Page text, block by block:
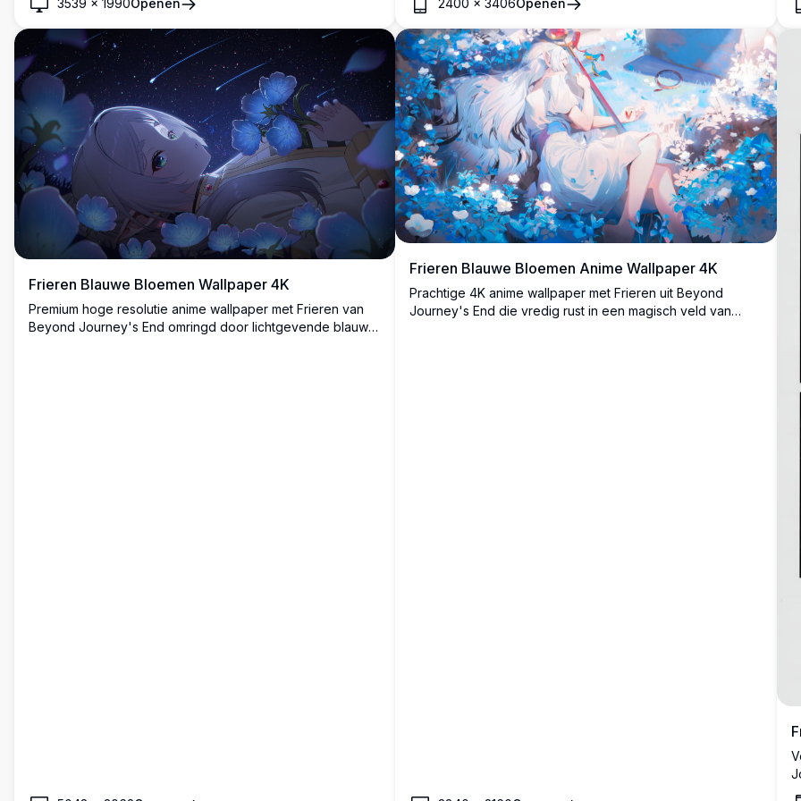
Frieren Blauwe Bloemen Wallpaper 4K
Premium hoge resolutie anime wallpaper met Frieren van
Beyond Journey's End omringd door lichtgevende blauwe
Frieren Blauwe Bloemen Anime Wallpaper 4K
Prachtige 4K anime wallpaper met Frieren uit Beyond
Journey's End die vredig rust in een magisch veld van